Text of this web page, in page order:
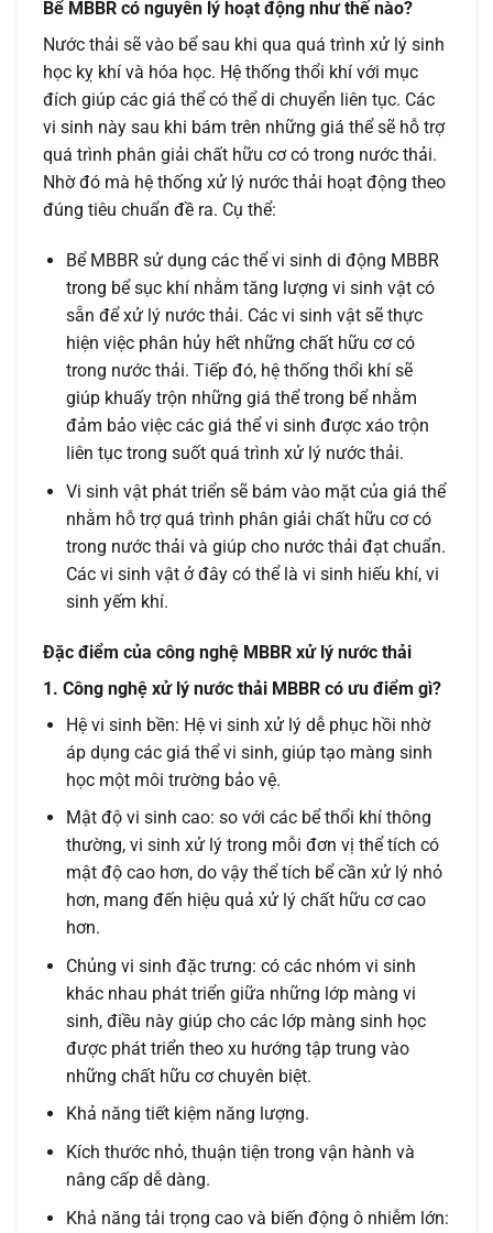
Bể MBBR có nguyên lý hoạt động như thế nào?
Nước thải sẽ vào bể sau khi qua quá trình xử lý sinh
học kỵ khí và hóa học. Hệ thống thổi khí với mục
đích giúp các giá thể có thể di chuyển liên tục. Các
vi sinh này sau khi bám trên những giá thể sẽ hỗ trợ
quá trình phân giải chất hữu cơ có trong nước thải.
Nhờ đó mà hệ thống xử lý nước thải hoạt động theo
đúng tiêu chuẩn đề ra. Cụ thể:
Bể MBBR sử dụng các thể vi sinh di động MBBR
trong bể sục khí nhằm tăng lượng vi sinh vật có
sẵn để xử lý nước thải. Các vi sinh vật sẽ thực
hiện việc phân hủy hết những chất hữu cơ có
trong nước thải. Tiếp đó, hệ thống thổi khí sẽ
giúp khuấy trộn những giá thể trong bể nhằm
đảm bảo việc các giá thể vi sinh được xáo trộn
liên tục trong suốt quá trình xử lý nước thải.
Vi sinh vật phát triển sẽ bám vào mặt của giá thể
nhằm hỗ trợ quá trình phân giải chất hữu cơ có
trong nước thải và giúp cho nước thải đạt chuẩn.
Các vi sinh vật ở đây có thể là vi sinh hiếu khí, vi
sinh yếm khí.
Đặc điểm của công nghệ MBBR xử lý nước thải
1. Công nghệ xử lý nước thải MBBR có ưu điểm gì?
Hệ vi sinh bền: Hệ vi sinh xử lý dễ phục hồi nhờ
áp dụng các giá thể vi sinh, giúp tạo màng sinh
học một môi trường bảo vệ.
Mật độ vi sinh cao: so với các bể thổi khí thông
thường, vi sinh xử lý trong mỗi đơn vị thể tích có
mật độ cao hơn, do vậy thể tích bể cần xử lý nhỏ
hơn, mang đến hiệu quả xử lý chất hữu cơ cao
hơn.
Chủng vi sinh đặc trưng: có các nhóm vi sinh
khác nhau phát triển giữa những lớp màng vi
sinh, điều này giúp cho các lớp màng sinh học
được phát triển theo xu hướng tập trung vào
những chất hữu cơ chuyên biệt.
Khả năng tiết kiệm năng lượng.
Kích thước nhỏ, thuận tiện trong vận hành và
nâng cấp dễ dàng.
Khả năng tải trọng cao và biến động ô nhiễm lớn: